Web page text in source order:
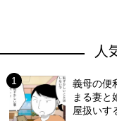
人
義母の便
まる妻と
屋扱いす